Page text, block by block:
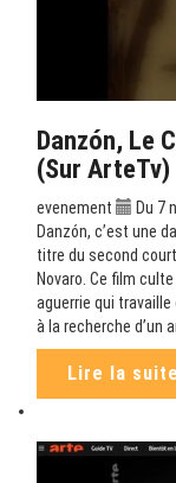
Danzón, Le
(sur ArteTv)
evenement
Du 7
Danzón, c’est une
titre du second
Novaro. Ce film
aguerrie qui
à la recherche d’un
Lire la suite